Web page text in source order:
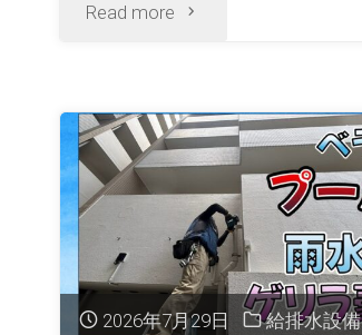
Read more
2026年7月29日 給排水設備